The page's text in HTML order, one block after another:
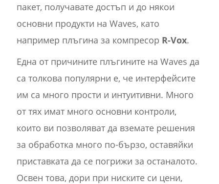
пакет, получавате достъп и до някои
основни продукти на Waves, като
например плъгина за компресор R-Vox.
Една от причините плъгините на Waves да
са толкова популярни е, че интерфейсите
им са много прости и интуитивни. Много
от тях имат много основни контроли,
които ви позволяват да вземате решения
за обработка много по-бързо, оставяйки
приставката да се погрижи за останалото.
Освен това, дори при ниските си цени,